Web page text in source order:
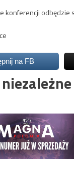
konferencji odbędzie
na FB